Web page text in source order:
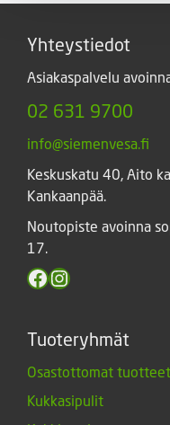
Yhteystiedot
Asiakaspalvelu
02 631 9700
info@siemenvesa.fi
Keskuskatu 40, Aito
Kankaanpää.
Noutopiste avoinna
17.
Facebook
Instagram
Tuoteryhmät
Osastottomat tuotteet
Kukkasipulit